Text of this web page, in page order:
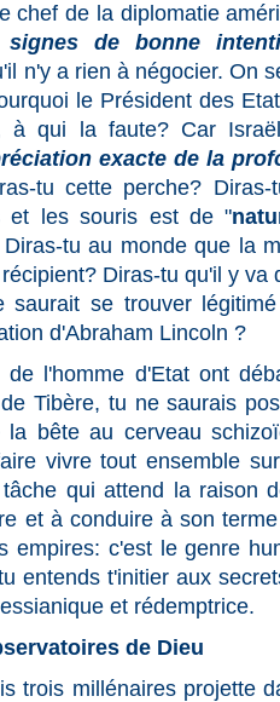
chef de la diplomatie
de bonne
n'y a rien à négocier. On
le Président des
à qui la faute? Car
exacte de la
tu cette perche?
et les souris est de "
tu au monde que la
Diras-tu qu'il y va
saurait se trouver
d'Abraham Lincoln ?
l'homme d'Etat ont
Tibère, tu ne saurais
bête au cerveau
vivre tout ensemble
qui attend la raison
et à conduire à son
empires: c'est le genre
entends t'initier aux
et rédemptrice.
de Dieu
trois millénaires projette